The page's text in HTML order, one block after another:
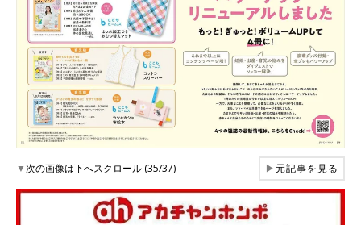
▼次の画像は下へスクロール (35/37) ▶元記事を見る